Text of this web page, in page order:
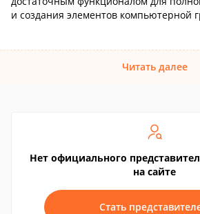
и создания элементов компьютерной
Читать далее
Нет официального
на сайте
Стать